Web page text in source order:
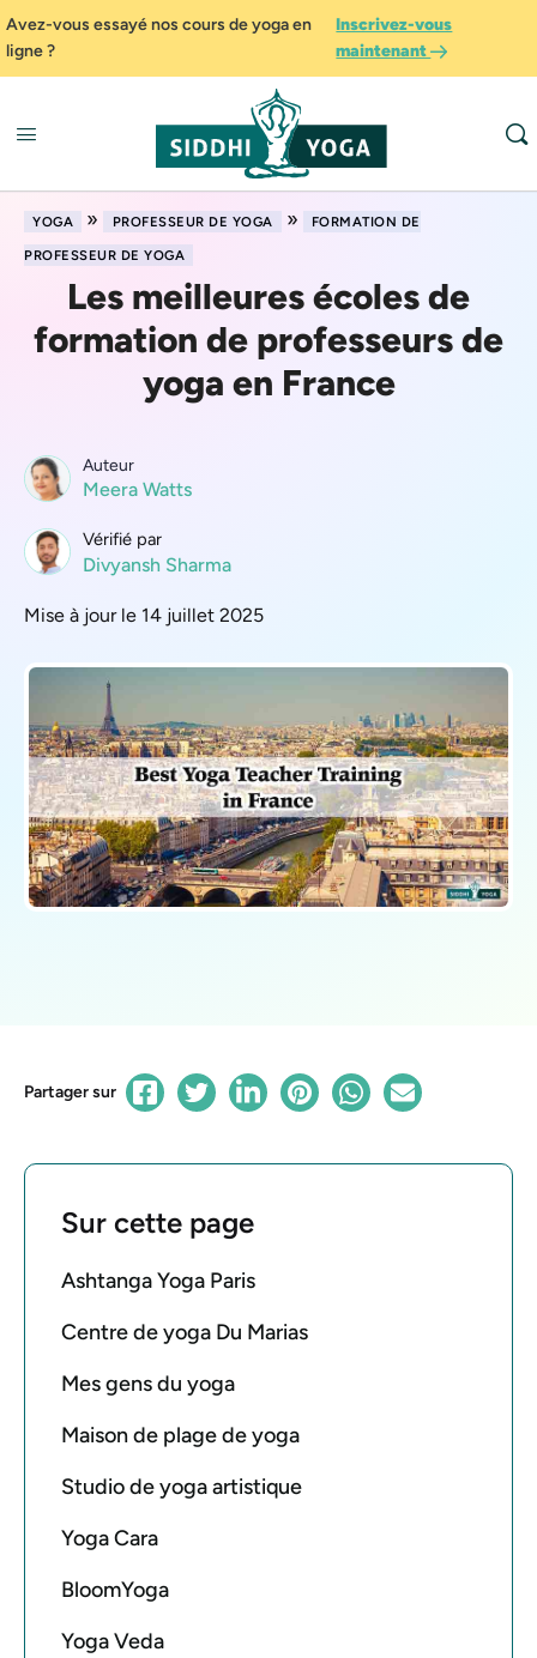
Avez-vous essayé nos cours de yoga en
ligne ?
Inscrivez-vous
maintenant
YOGA » PROFESSEUR DE YOGA »
FORMATION DE
PROFESSEUR DE YOGA
Les meilleures écoles de
formation de professeurs de
yoga en France
Auteur
Meera Watts
Vérifié par
Divyansh Sharma
Mise à jour le 14 juillet 2025
Partager sur
Sur cette page
Ashtanga Yoga Paris
Centre de yoga Du Marias
Mes gens du yoga
Maison de plage de yoga
Studio de yoga artistique
Yoga Cara
BloomYoga
Yoga Veda